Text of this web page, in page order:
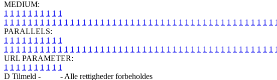
MEDIUM:
1 1 1 1 1 1 1 1 1 1
1 1 1 1 1 1 1 1 1 1 1 1 1 1 1 1 1 1 1 1 1 1 1 1 1 1 1 1 1 1 1 1 1 1 1 1 1 1 1 1 1 1 1 1 1 1
PARALLELS:
1 1 1 1 1 1 1 1 1 1
1 1 1 1 1 1 1 1 1 1 1 1 1 1 1 1 1 1 1 1 1 1 1 1 1 1 1 1 1 1 1 1 1 1 1 1 1 1 1 1 1 1 1 1 1 1
URL PARAMETER:
1 1 1 1 1 1 1 1 1 1
D Tilmeld -
- Alle rettigheder forbeholdes